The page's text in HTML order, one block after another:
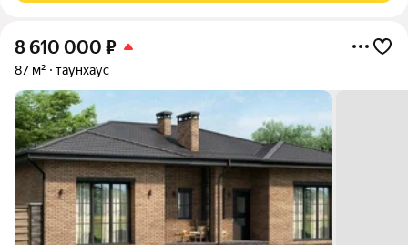
8 610 000 ₽
87 м² таунхаус